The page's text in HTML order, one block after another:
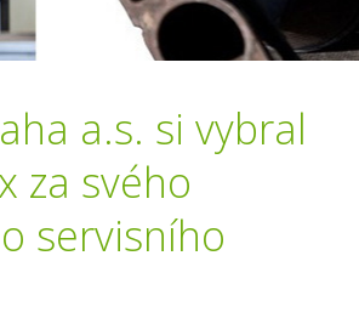
a.s. si vybral
za svého
servisního